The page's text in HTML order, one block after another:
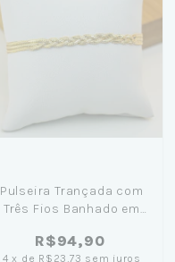
Pulseira Trançada com
Três Fios Banhado em
R$94,90
4 x de R$23,73 sem juros